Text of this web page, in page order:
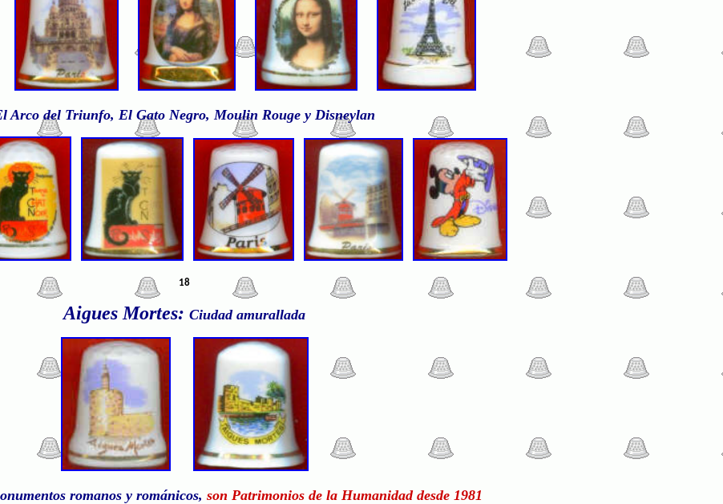
Arco del Triunfo, El Gato Negro, Moulin Rouge y Disneylan
18
Aigues Mortes: Ciudad amurallada
romanos y románicos, son Patrimonios de la Humanidad desde 1981